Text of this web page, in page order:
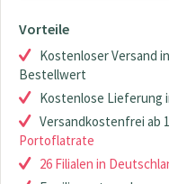
Vorteile
Kostenloser Versand
Bestellwert
Kostenlose Lieferung
Versandkostenfrei ab
Portoflatrate
26 Filialen in